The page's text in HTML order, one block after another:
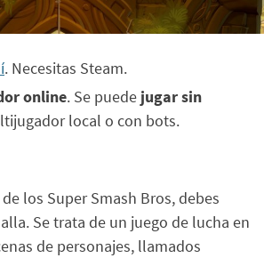
. Necesitas Steam.
online. Se puede jugar sin
local o con bots.
los Super Smash Bros, debes
Se trata de un juego de lucha en
de personajes, llamados